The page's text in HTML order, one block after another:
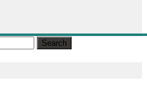
Search